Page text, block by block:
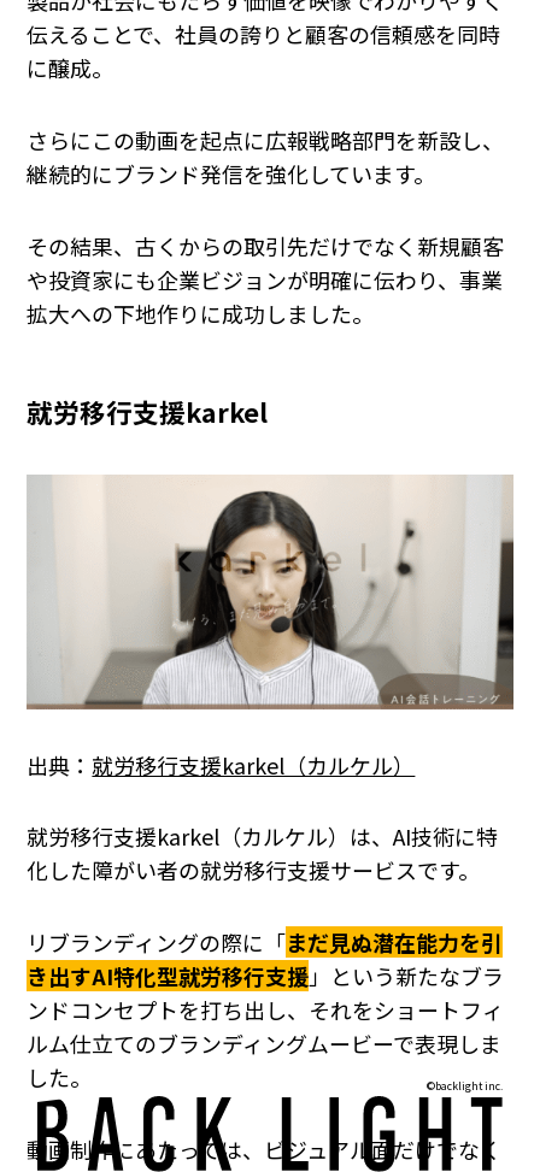
伝えることで、社員の誇りと顧客の信頼感を同時
に醸成。
さらにこの動画を起点に広報戦略部門を新設し、
継続的にブランド発信を強化しています。
その結果、古くからの取引先だけでなく新規顧客
や投資家にも企業ビジョンが明確に伝わり、事業
拡大への下地作りに成功しました。
就労移行支援karkel
出典： 就労移行支援karkel（カルケル）
就労移行支援karkel（カルケル）は、AI技術に特
化した障がい者の就労移行支援サービスです。
リブランディングの際に「まだ見ぬ潜在能力を引
き出すAI特化型就労移行支援」という新たなブラ
ンドコンセプトを打ち出し、それをショートフィ
ルム仕立てのブランディングムービーで表現しま
した。
動画制作にあたっては、ビジュアル面だけでなく
©backlight inc.